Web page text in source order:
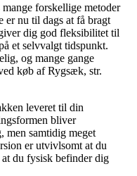
forskellige metoder
er nu til dags at få bragt
dig god fleksibilitet til
et selvvalgt tidspunkt.
og mange gange
køb af Rygsæk, str.
leveret til din
bliver
men samtidig meget
er utvivlsomt at du
du fysisk befinder dig